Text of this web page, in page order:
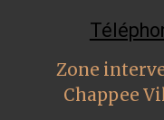
Zone
Chappee